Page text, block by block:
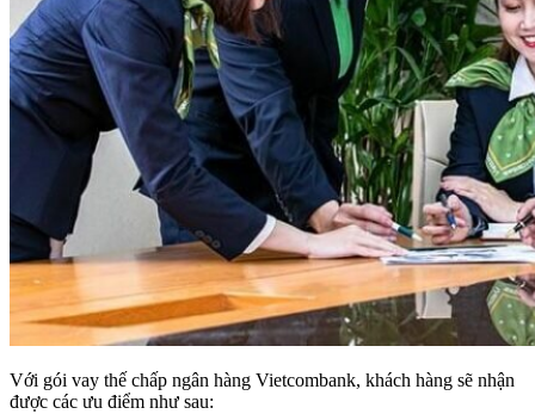
Với gói vay thế chấp ngân hàng Vietcombank, khách hàng sẽ nhận
được các ưu điểm như sau: